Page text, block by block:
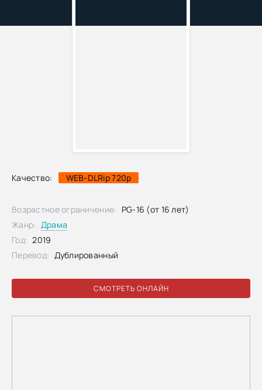
Качество: WEB-DLRip 720p
СМОТРЕТЬ ОНЛАЙН
Возрастное ограничение: PG-16 (от 16 лет)
Жанр: Драма
Год: 2019
Перевод: Дублированный